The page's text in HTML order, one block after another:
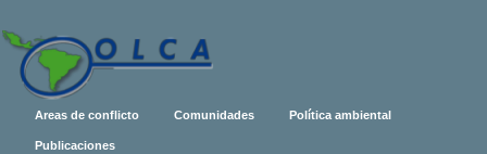
Areas de conflicto Comunidades Política ambiental
Publicaciones